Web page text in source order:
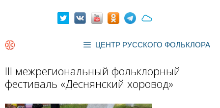
ЦЕНТР РУССКОГО ФОЛЬКЛОРА
III межрегиональный фольклорный
фестиваль «Деснянский хоровод»